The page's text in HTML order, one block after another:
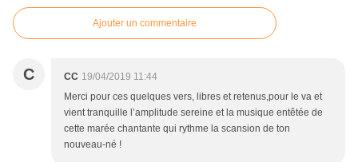
Ajouter un commentaire
C CC 19/04/2019 11:44
Merci pour ces quelques vers, libres et retenus,pour le va et
vient tranquille l’amplitude sereine et la musique entêtée de
cette marée chantante qui rythme la scansion de ton
nouveau-né !